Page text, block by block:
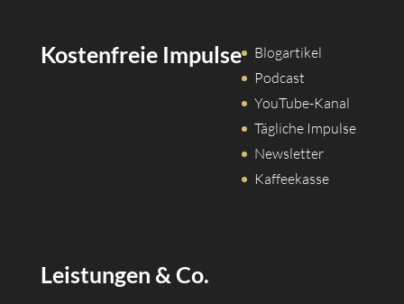
Kostenfreie Impulse
Blogartikel
Podcast
YouTube-Kanal
Tägliche Impulse
Newsletter
Kaffeekasse
Leistungen & Co.